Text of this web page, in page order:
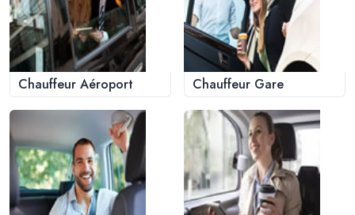
Chauffeur Aéroport Chauffeur Gare